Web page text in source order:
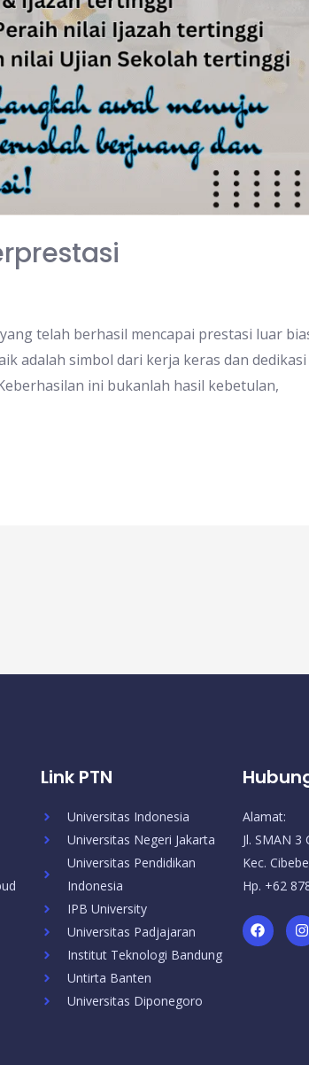
telah berhasil mencapai prestasi luar
adalah simbol dari kerja keras dan dedikasi
ini bukanlah hasil kebetulan,
Link PTN
Universitas Indonesia
Universitas Negeri Jakarta
Universitas Pendidikan
Indonesia
IPB University
Universitas Padjajaran
Institut Teknologi Bandung
Untirta Banten
Universitas Diponegoro
Alamat:
Jl. SMAN
Kec.
Hp. +62
F
a
c
I
n
s